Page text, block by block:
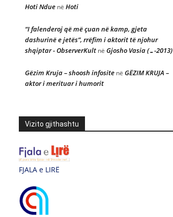
Hoti Ndue në Hoti
“I falenderoj që më çuan në kamp, gjeta
dashurinë e jetës”, rrëfim i aktorit të njohur
shqiptar - ObserverKult në Gjosho Vasia (…-2013)
Gëzim Kruja – shoosh infosite në GËZIM KRUJA –
aktor i merituar i humorit
Vizito gjithashtu
FJALA e LIRË